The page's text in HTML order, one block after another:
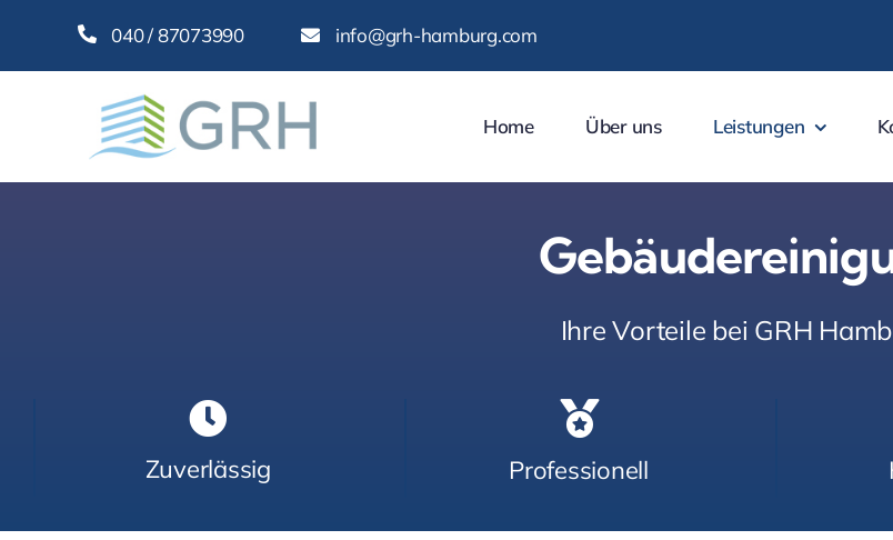
040 / 87073990 info@grh-hamburg.com
Home Über uns Leistungen
Ihre Vorteile bei GRH
Zuverlässig Professionell